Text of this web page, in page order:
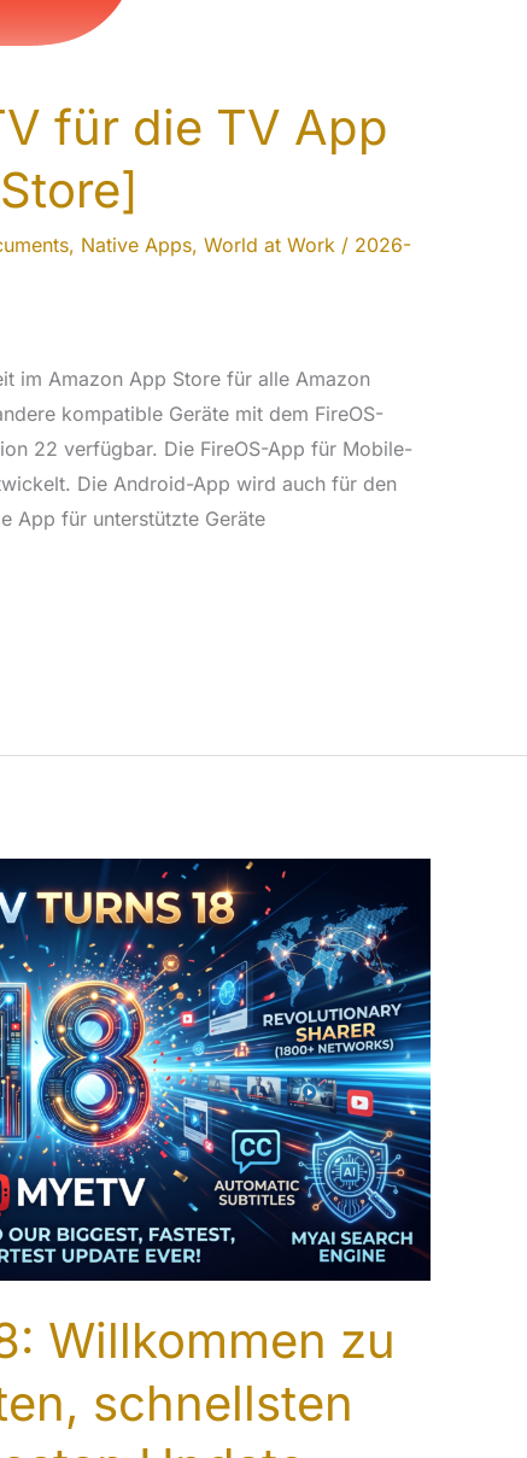
für die TV App
, Native Apps, World at Work/ 2026-
im Amazon App Store für alle Amazon
kompatible Geräte mit dem FireOS-
22 verfügbar. Die FireOS-App für Mobile-
Die Android-App wird auch für den
App für unterstützte Geräte
Willkommen zu
schnellsten